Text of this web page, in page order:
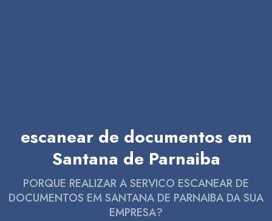
escanear de documentos em
Santana de Parnaiba
PORQUE REALIZAR A SERVICO ESCANEAR DE
DOCUMENTOS EM SANTANA DE PARNAIBA DA SUA
EMPRESA?